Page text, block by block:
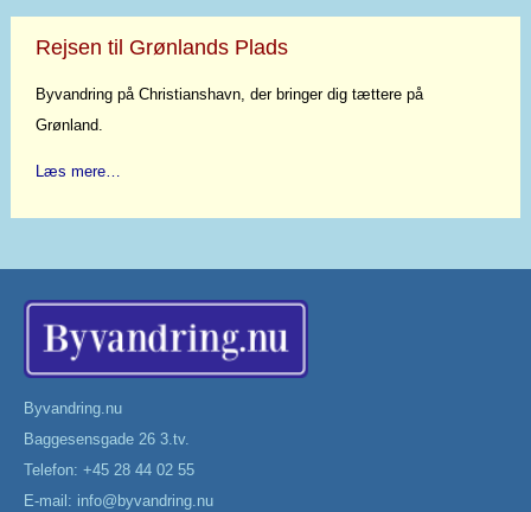
Rejsen til Grønlands Plads
Byvandring på Christianshavn, der bringer dig tættere på
Grønland.
Læs mere…
Byvandring.nu
Baggesensgade 26 3.tv.
Telefon: +45 28 44 02 55
E-mail: info@byvandring.nu